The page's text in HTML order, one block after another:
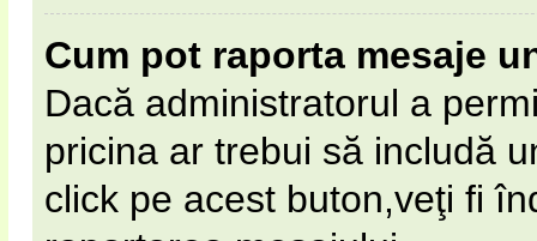
Cum pot raporta mesaje
Dacă administratorul a
pricina ar trebui să includă
click pe acest buton,veţi fi